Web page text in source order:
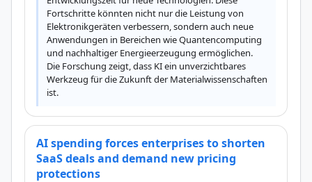
Fortschritte könnten nicht nur die Leistung von
Elektronikgeräten verbessern, sondern auch neue
Anwendungen in Bereichen wie Quantencomputing
und nachhaltiger Energieerzeugung ermöglichen.
Die Forschung zeigt, dass KI ein unverzichtbares
Werkzeug für die Zukunft der Materialwissenschaften
ist.
AI spending forces enterprises to shorten
SaaS deals and demand new pricing
protections